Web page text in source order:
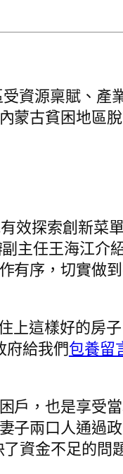
資源稟賦、產
蒙古貧困地區
效探索創新菜
主任王海江介
序，切實做
上這樣好的房
府給我們包養留
戶，也是享受
子兩口人通過
資金不足的問